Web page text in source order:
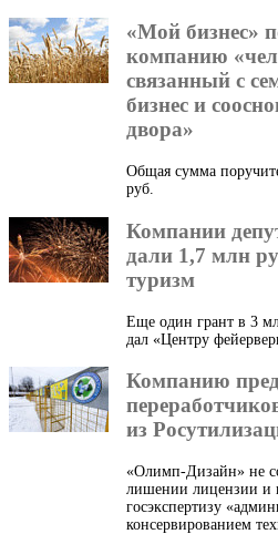
«Мой бизнес»
компанию
связанный с
бизнес и
двора»
Общая сумма
руб.
Компании
дали 1,7 млн
туризм
Еще один грант в 3
дал «Центру
Компанию
из
«Олимп-Дизайн» не
лишении лицензии и
госэкспертизу
консервированием